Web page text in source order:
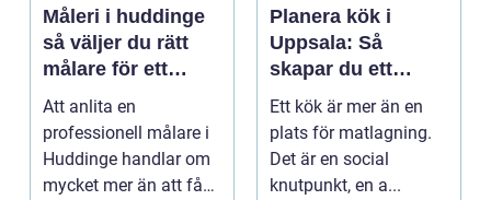
Måleri i huddinge
så väljer du rätt
målare för ett
hållbart resultat
Att anlita en
professionell målare i
Huddinge handlar om
mycket mer än att få
Planera kök i
Uppsala: Så
skapar du ett
funktionellt och
hållbart kök
Ett kök är mer än en
plats för matlagning.
Det är en social
knutpunkt, en a...